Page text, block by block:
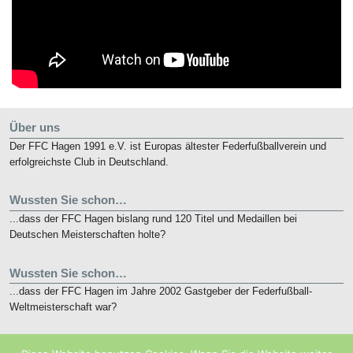
Über uns
Der FFC Hagen 1991 e.V. ist Europas ältester Federfußballverein und
erfolgreichste Club in Deutschland.
Wussten Sie schon…
...dass der FFC Hagen bislang rund 120 Titel und Medaillen bei
Deutschen Meisterschaften holte?
Wussten Sie schon…
...dass der FFC Hagen im Jahre 2002 Gastgeber der Federfußball-
Weltmeisterschaft war?